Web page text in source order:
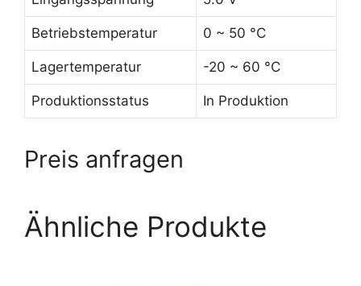
Betriebstemperatur 0 ~ 50 °C
Lagertemperatur -20 ~ 60 °C
Produktionsstatus In Produktion
Preis anfragen
Ähnliche Produkte